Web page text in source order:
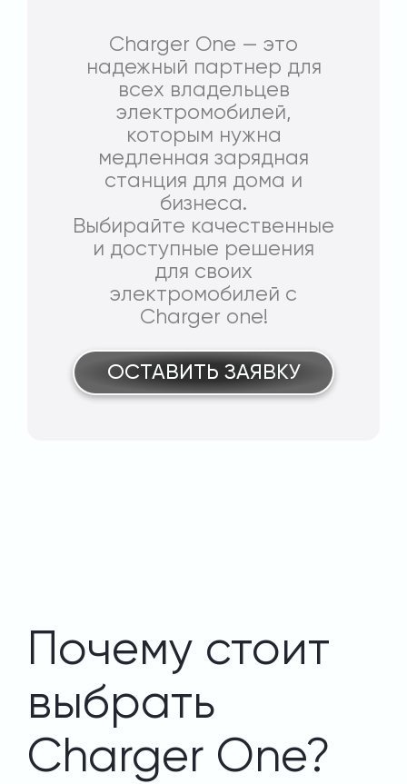
Charger One — это
надежный партнер для
всех владельцев
электромобилей,
которым нужна
медленная зарядная
станция для дома и
бизнеса.
Выбирайте качественные
и доступные решения
для своих
электромобилей с
Charger one!
ОСТАВИТЬ ЗАЯВКУ
Почему стоит
выбрать
Charger One?